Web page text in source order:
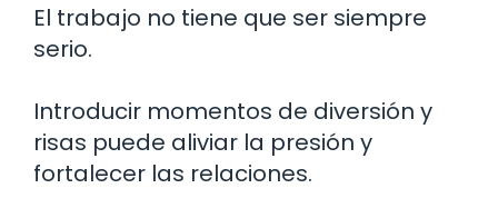
El trabajo no tiene que ser siempre
serio.
Introducir momentos de diversión y
risas puede aliviar la presión y
fortalecer las relaciones.